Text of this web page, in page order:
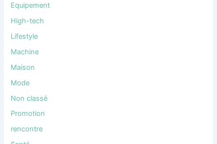
Equipement
High-tech
Lifestyle
Machine
Maison
Mode
Non classé
Promotion
rencontre